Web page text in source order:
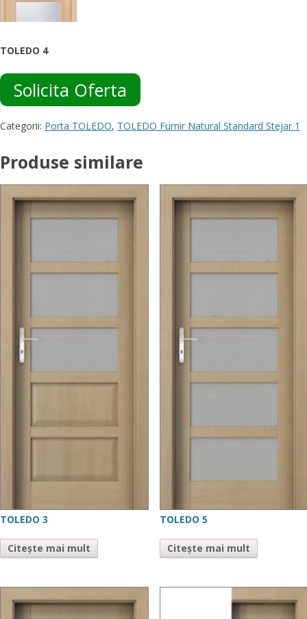
TOLEDO 4
Solicita Oferta
Categorii: Porta TOLEDO, TOLEDO Furnir Natural Standard Stejar 1
Produse similare
TOLEDO 3
Citește mai mult
TOLEDO 5
Citește mai mult